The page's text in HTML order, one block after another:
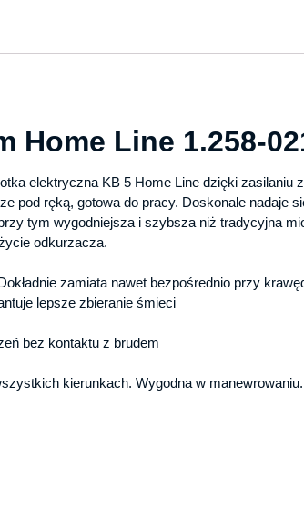
Home Line 1.258-
elektryczna KB 5 Home Line dzięki zasilaniu
pod ręką, gotowa do pracy. Doskonale nadaje
tym wygodniejsza i szybsza niż tradycyjna
odkurzacza.
zamiata nawet bezpośrednio przy
lepsze zbieranie śmieci
bez kontaktu z brudem
kierunkach. Wygodna w